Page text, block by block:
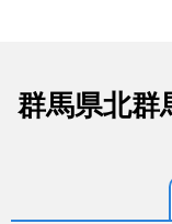
群馬県北群